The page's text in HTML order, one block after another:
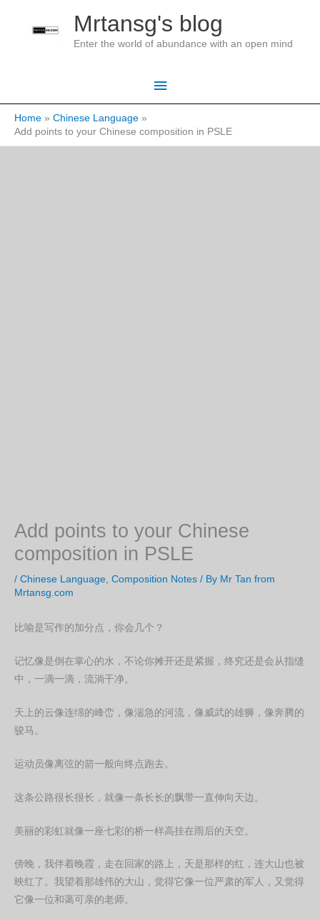
Mrtansg's blog
Enter the world of abundance with an open mind
Main
Home
Chinese Language
Add points to your Chinese composition in PSLE
Add points to your Chinese
composition in PSLE
/ Chinese Language Composition Notes / By Mr Tan from
Mrtansg.com
比喻是写作的加分点，你会几个？
记忆像是倒在掌心的水，不论你摊开还是紧握，终究还是会从指缝
中，一滴一滴，流淌干净。
天上的云像连绵的峰峦，像湍急的河流，像威武的雄狮，像奔腾的
骏马。
运动员像离弦的箭一般向终点跑去。
这条公路很长很长，就像一条长长的飘带一直伸向天边。
美丽的彩虹就像一座七彩的桥一样高挂在雨后的天空。
傍晚，我伴着晚霞，走在回家的路上，天是那样的红，连大山也被
映红了。我望着那雄伟的大山，觉得它像一位严肃的军人，又觉得
它像一位和蔼可亲的老师。